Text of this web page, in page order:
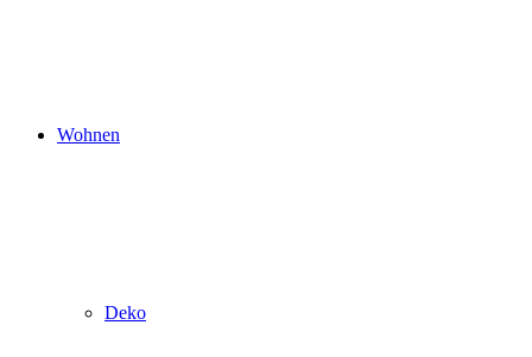
Wohnen
Deko